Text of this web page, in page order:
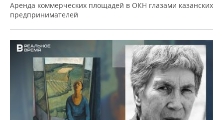
Аренда коммерческих площадей в ОКН глазами казанских
предпринимателей